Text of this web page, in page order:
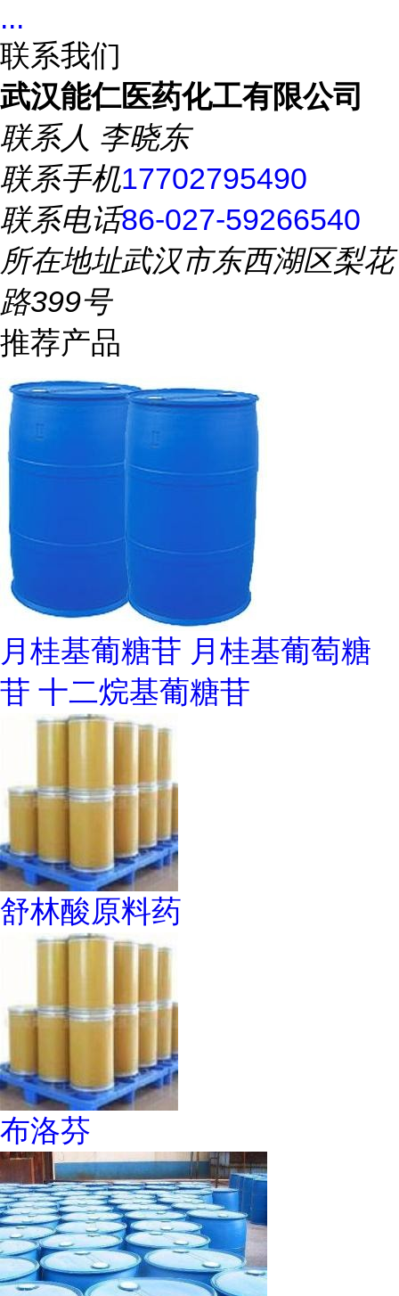
...
联系我们
武汉能仁医药化工有限公司
联系人 李晓东
联系手机17702795490
联系电话86-027-59266540
所在地址武汉市东西湖区梨花
路399号
推荐产品
月桂基葡糖苷 月桂基葡萄糖
苷 十二烷基葡糖苷
舒林酸原料药
布洛芬